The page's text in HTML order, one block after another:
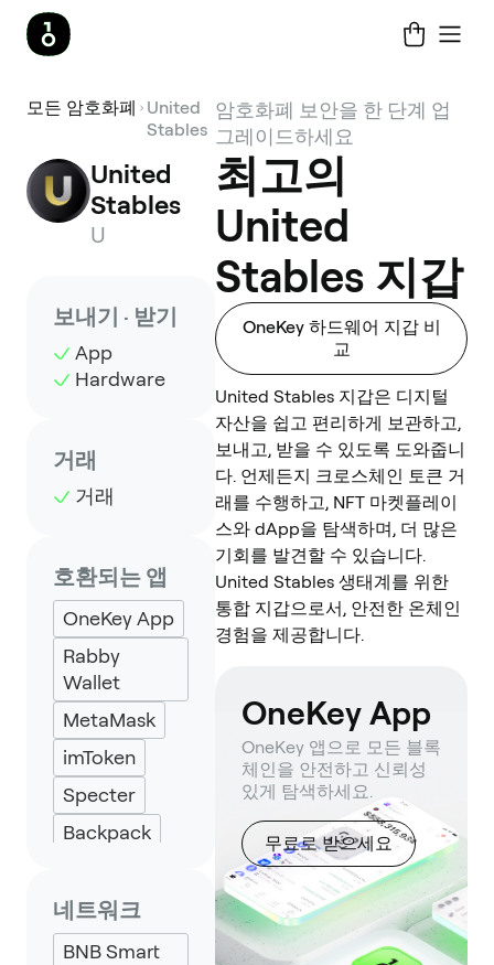
모든 암호화폐
United
Stables
United
Stables
U
보내기 · 받기
App
Hardware
거래
거래
호환되는 앱
OneKey App
Rabby
Wallet
MetaMask
imToken
Specter
Backpack
Eternl
UniSat
네트워크
BNB Smart
암호화폐 보안을 한 단계 업
그레이드하세요
최고의
United
Stables 지갑
OneKey 하드웨어 지갑 비
교
United Stables 지갑은 디지털
자산을 쉽고 편리하게 보관하고,
보내고, 받을 수 있도록 도와줍니
다. 언제든지 크로스체인 토큰 거
래를 수행하고, NFT 마켓플레이
스와 dApp을 탐색하며, 더 많은
기회를 발견할 수 있습니다.
United Stables 생태계를 위한
통합 지갑으로서, 안전한 온체인
경험을 제공합니다.
OneKey App
OneKey 앱으로 모든 블록
체인을 안전하고 신뢰성
있게 탐색하세요.
무료로 받으세요